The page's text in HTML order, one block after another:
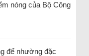
nóng của Bộ Công
để nhường đặc